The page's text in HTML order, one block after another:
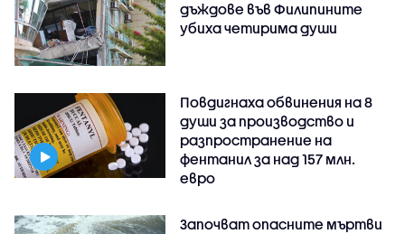
дъждове във Филипините
убиха четирима души
Повдигнаха обвинения на 8
души за производство и
разпространение на
фентанил за над 157 млн.
евро
Започват опасните мъртви